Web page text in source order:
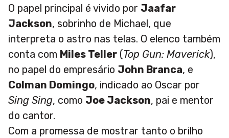
O papel principal é vivido por Jaafar
Jackson, sobrinho de Michael, que
interpreta o astro nas telas. O elenco também
conta com Miles Teller (Top Gun: Maverick),
no papel do empresário John Branca, e
Colman Domingo, indicado ao Oscar por
Sing Sing, como Joe Jackson, pai e mentor
do cantor.
Com a promessa de mostrar tanto o brilho